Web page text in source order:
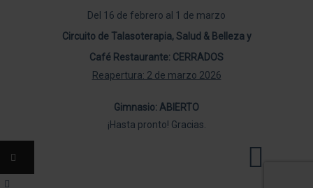
Del 16 de febrero al 1 de marzo
Circuito de Talasoterapia, Salud & Belleza y
Café Restaurante: CERRADOS
Reapertura: 2 de marzo 2026
Gimnasio: ABIERTO
¡Hasta pronto! Gracias.